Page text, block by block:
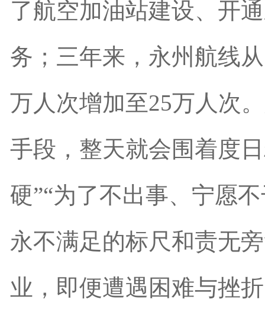
了航空加油站建设、开
务；三年来，永州航线
万人次增加至25万人次
手段，整天就会围着度
硬”“为了不出事、宁愿
永不满足的标尺和责无
业，即便遭遇困难与挫